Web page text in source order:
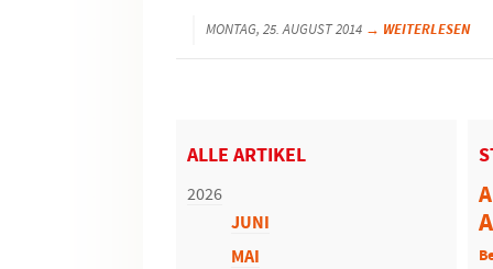
MONTAG, 25. AUGUST 2014 → WEITERLESEN
ALLE ARTIKEL
2026
JUNI
MAI